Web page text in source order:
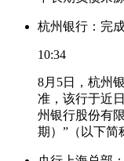
杭州银行：完
10:34
8月5日，杭州
准，该行于近
州银行股份有
期）”（以下简